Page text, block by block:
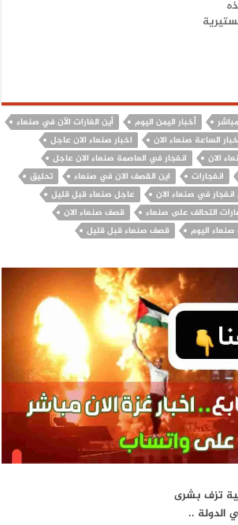
أخبار اليمن اليوم
أين الغارات الآن في صنعاء
الساعة صنعاء الان
اخبار صنعاء الان عاجل
الان
انفجار في العاصمة صنعاء الان عاجل
انفجارات اين القصف الان في صنعاء
تحليق
في صنعاء الان
عاجل صنعاء قبل قليل
التحالف على صنعاء
قصف صنعاء الان
اليوم قصف صنعاء قبل قليل
تزف بشرى
الدولة ..